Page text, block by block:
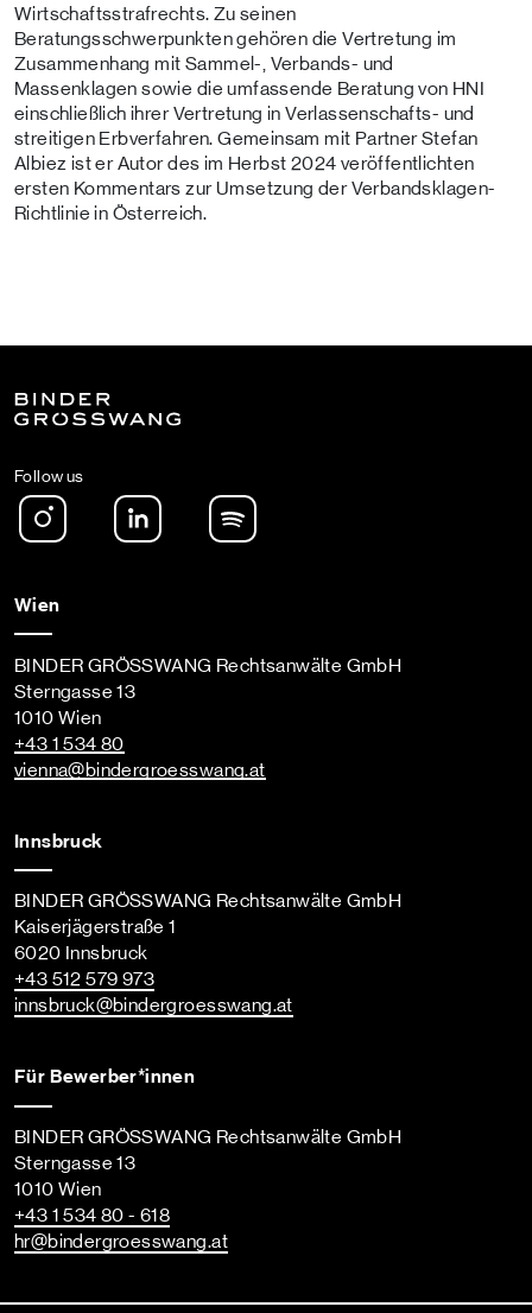
Wirtschaftsstrafrechts. Zu seinen
Beratungsschwerpunkten gehören die Vertretung im
Zusammenhang mit Sammel-, Verbands- und
Massenklagen sowie die umfassende Beratung von HNI
einschließlich ihrer Vertretung in Verlassenschafts- und
streitigen Erbverfahren. Gemeinsam mit Partner Stefan
Albiez ist er Autor des im Herbst 2024 veröffentlichten
ersten Kommentars zur Umsetzung der Verbandsklagen-
Richtlinie in Österreich.
Follow us
Instagram LinkedIn
Wien
BINDER GRÖSSWANG Rechtsanwälte GmbH
Sterngasse 13
1010 Wien
+43 1 534 80
vienna@bindergroesswang.at
Innsbruck
BINDER GRÖSSWANG Rechtsanwälte GmbH
Kaiserjägerstraße 1
6020 Innsbruck
+43 512 579 973
innsbruck@bindergroesswang.at
Für Bewerber*innen
BINDER GRÖSSWANG Rechtsanwälte GmbH
Sterngasse 13
1010 Wien
+43 1 534 80 - 618
hr@bindergroesswang.at